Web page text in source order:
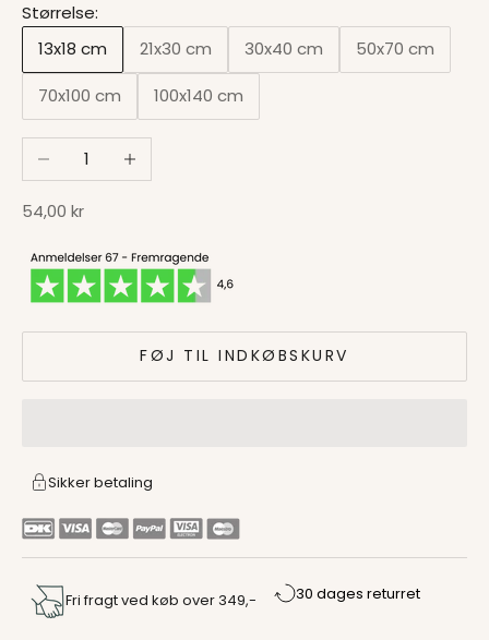
Størrelse:
13x18 cm
21x30 cm 30x40 cm 50x70 cm
70x100 cm 100x140 cm
Sænk antal Øg antal
Salgspris
54,00 kr
FØJ TIL INDKØBSKURV
Sikker betaling
Fri fragt ved køb over 349,- 30 dages returret